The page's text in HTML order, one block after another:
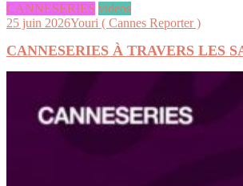
CANNESERIES videos
25 juin 2026Youri ( Cannes Reporter )
CANNESERIES À TRAVERS LES